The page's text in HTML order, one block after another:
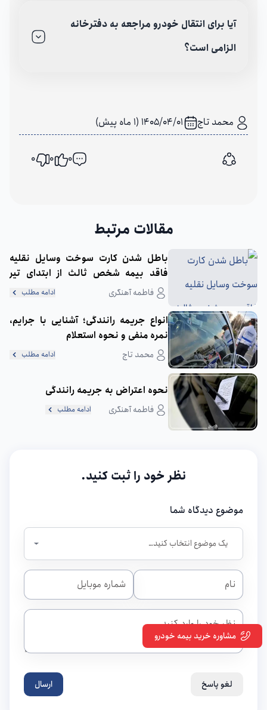
آیا برای انتقال خودرو مراجعه به دفترخانه
الزامی است؟
محمد تاج 1405/04/01 (1 ماه پیش)
اشتراک گذاری
0
0
0
مقالات مرتبط
باطل شدن کارت سوخت وسایل نقلیه
فاقد بیمه شخص ثالث از ابتدای تیر
1404فاطمه آهنگری ادامه مطلب
انواع جریمه رانندگی؛ آشنایی با جرایم،
نمره منفی و نحوه استعلام
محمد تاج ادامه مطلب
نحوه اعتراض به جریمه رانندگی
فاطمه آهنگری ادامه مطلب
نظر خود را ثبت کنید.
موضوع دیدگاه شما
لغو پاسخ ارسال
مشاوره خرید بیمه خودرو